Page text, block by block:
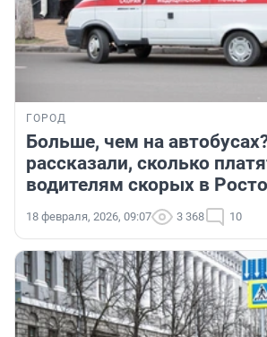
ГОРОД
Больше, чем на
рассказали, сколько
водителям скорых в
18 февраля, 2026, 09:07 3 368 10